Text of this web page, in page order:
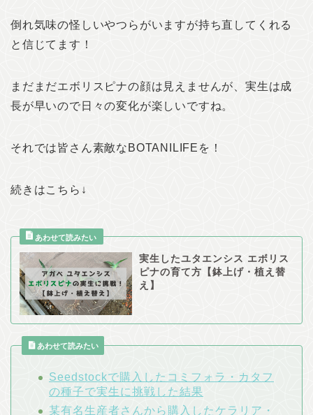
倒れ気味の怪しいやつらがいますが持ち直してくれる
と信じてます！
まだまだエボリスピナの顔は見えませんが、実生は成
長が早いので日々の変化が楽しいですね。
それでは皆さん素敵なBOTANILIFEを！
続きはこちら↓
実生したユタエンシス エボリス
ピナの育て方【鉢上げ・植え替
え】
あわせて読みたい
Seedstockで購入したコミフォラ・カタフ
の種子で実生に挑戦した結果
某有名生産者さんから購入したケラリア・